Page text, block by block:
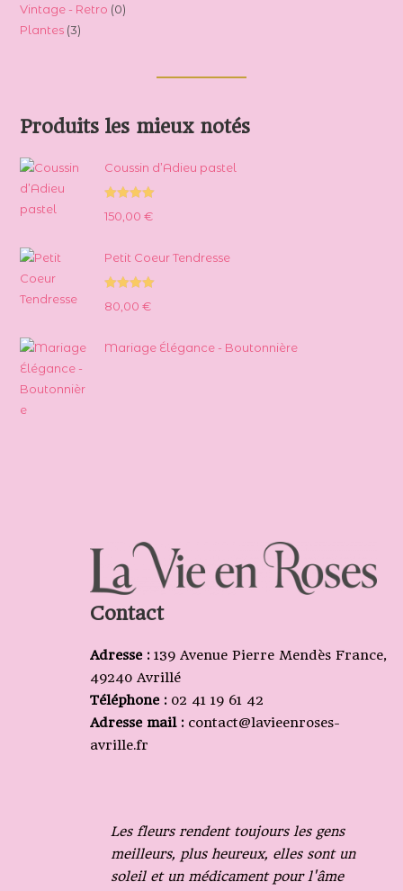
Vintage - Retro 00
Plantes 33
Produits les mieux notés
Coussin d’Adieu pastel
150,00€
Petit Coeur Tendresse
80,00€
Mariage Élégance - Boutonnière
Contact
Adresse : 139 Avenue Pierre Mendès France,
49240 Avrillé
Téléphone : 02 41 19 61 42
Adresse mail : contact@lavieenroses-
avrille.fr
Les fleurs rendent toujours les gens
meilleurs, plus heureux, elles sont un
soleil et un médicament pour l'âme